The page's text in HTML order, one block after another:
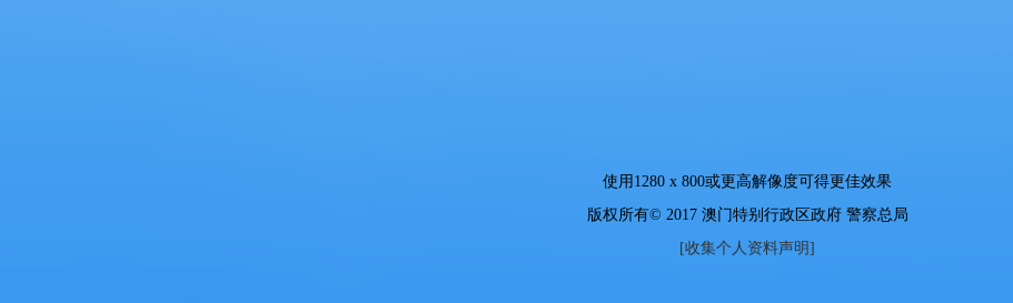
使用 1280 x 800或更高解像度可得更佳效果
版权所有© 2017 澳门特别行政区政府 警察总局
[收集个人资料声明]